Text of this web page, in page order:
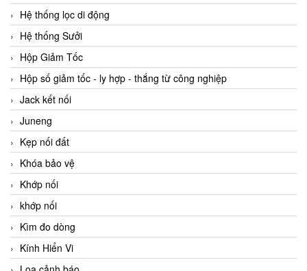
Hệ thống lọc di động
Hệ thống Sưởi
Hộp Giảm Tốc
Hộp số giảm tốc - ly hợp - thắng từ công nghiệp
Jack kết nối
Juneng
Kẹp nối đất
Khóa bảo vệ
Khớp nối
khớp nối
Kìm đo dòng
Kính Hiển Vi